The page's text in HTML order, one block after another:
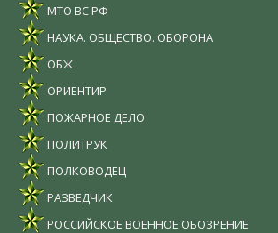
МТО ВС РФ
НАУКА. ОБЩЕСТВО. ОБОРОНА
ОБЖ
ОРИЕНТИР
ПОЖАРНОЕ ДЕЛО
ПОЛИТРУК
ПОЛКОВОДЕЦ
РАЗВЕДЧИК
РОССИЙСКОЕ ВОЕННОЕ ОБОЗРЕНИЕ